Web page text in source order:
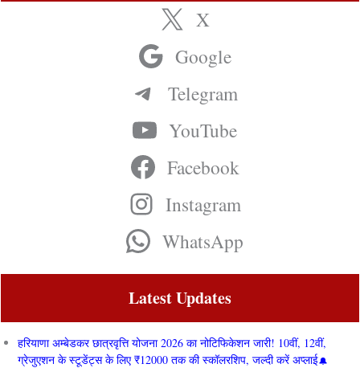
X
Google
Telegram
YouTube
Facebook
Instagram
WhatsApp
Latest Updates
हरियाणा अम्बेडकर छात्रवृत्ति योजना 2026 का नोटिफिकेशन जारी! 10वीं, 12वीं,
ग्रेजुएशन के स्टूडेंट्स के लिए ₹12000 तक की स्कॉलरशिप, जल्दी करें अप्लाई